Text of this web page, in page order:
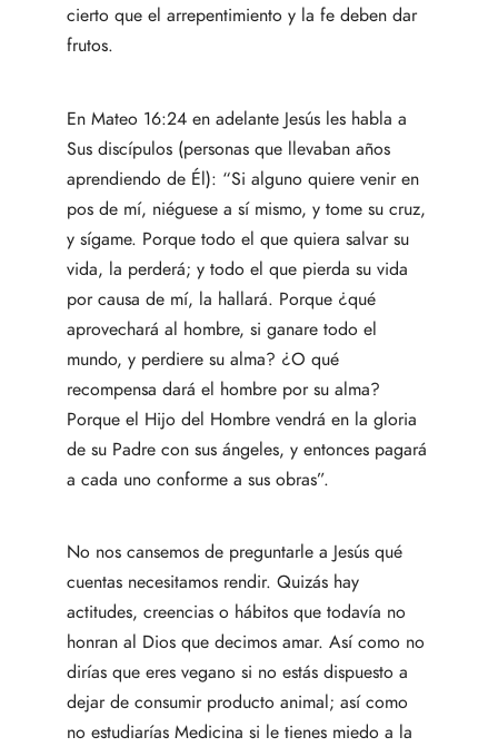
cierto que el arrepentimiento y la fe deben dar
frutos.
En Mateo 16:24 en adelante Jesús les habla a
Sus discípulos (personas que llevaban años
aprendiendo de Él): “Si alguno quiere venir en
pos de mí, niéguese a sí mismo, y tome su cruz,
y sígame. Porque todo el que quiera salvar su
vida, la perderá; y todo el que pierda su vida
por causa de mí, la hallará. Porque ¿qué
aprovechará al hombre, si ganare todo el
mundo, y perdiere su alma? ¿O qué
recompensa dará el hombre por su alma?
Porque el Hijo del Hombre vendrá en la gloria
de su Padre con sus ángeles, y entonces pagará
a cada uno conforme a sus obras”.
No nos cansemos de preguntarle a Jesús qué
cuentas necesitamos rendir. Quizás hay
actitudes, creencias o hábitos que todavía no
honran al Dios que decimos amar. Así como no
dirías que eres vegano si no estás dispuesto a
dejar de consumir producto animal; así como
no estudiarías Medicina si le tienes miedo a la